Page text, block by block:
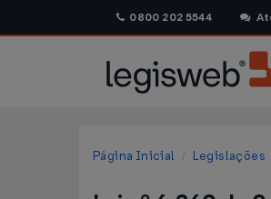
0800 202 5544
Página Inicial Legislações